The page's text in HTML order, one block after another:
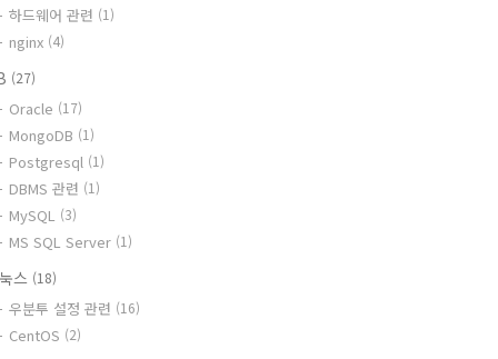
하드웨어 관련 (1)
nginx (4)
(27)
Oracle (17)
MongoDB (1)
Postgresql (1)
DBMS 관련 (1)
MySQL (3)
MS SQL Server (1)
스 (18)
우분투 설정 관련 (16)
CentOS (2)